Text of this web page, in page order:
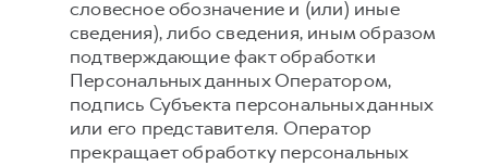
словесное обозначение и (или) иные
сведения), либо сведения, иным образом
подтверждающие факт обработки
Персональных данных Оператором,
подпись Субъекта персональных данных
или его представителя. Оператор
прекращает обработку персональных